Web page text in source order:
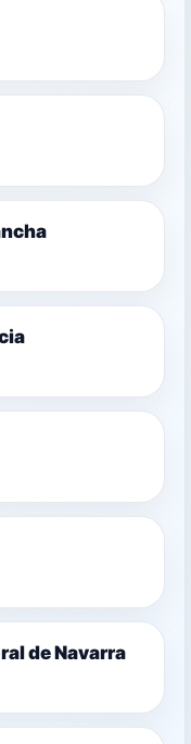
de Navarra